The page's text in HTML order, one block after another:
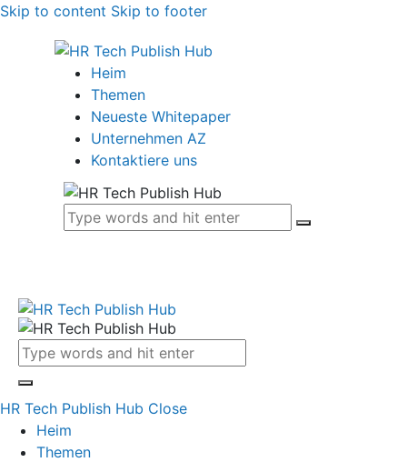
Skip to content Skip to footer
Heim
Themen
Neueste Whitepaper
Unternehmen AZ
Kontaktiere uns
HR Tech Publish Hub Close
Heim
Themen